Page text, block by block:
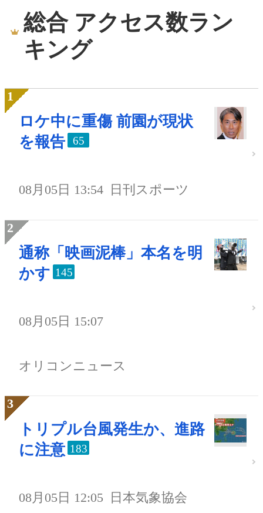
総合 アクセス数ラン
キング
ロケ中に重傷 前園が現状
を報告
65
08月05日 13:54 日刊スポーツ
通称「映画泥棒」本名を明
かす 145
08月05日 15:07
オリコンニュース
トリプル台風発生か、進路
に注意 183
08月05日 12:05 日本気象協会